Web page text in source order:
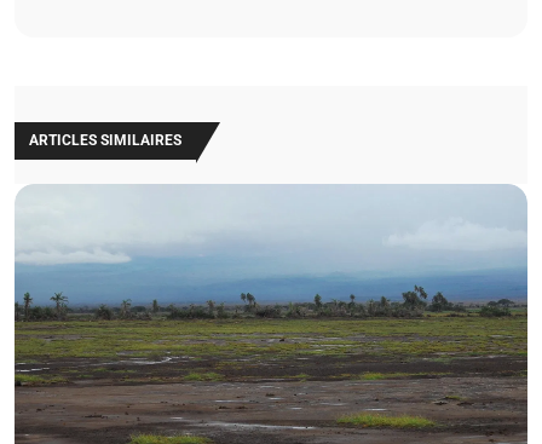
ARTICLES SIMILAIRES